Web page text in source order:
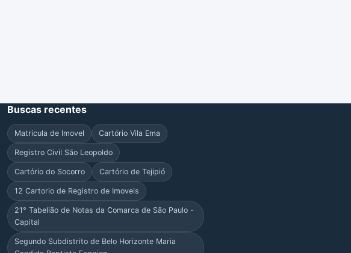
Buscas recentes
Matricula de Imovel Cartório Vila Ema
Registro Civil São Leopoldo
Cartório do Socorro Cartório de Tejipió
12 Cartorio de Registro de Imoveis
21° Tabelião de Notas da Comarca de São Paulo -
Capital
Segundo Subdistrito de Belo Horizonte Maria